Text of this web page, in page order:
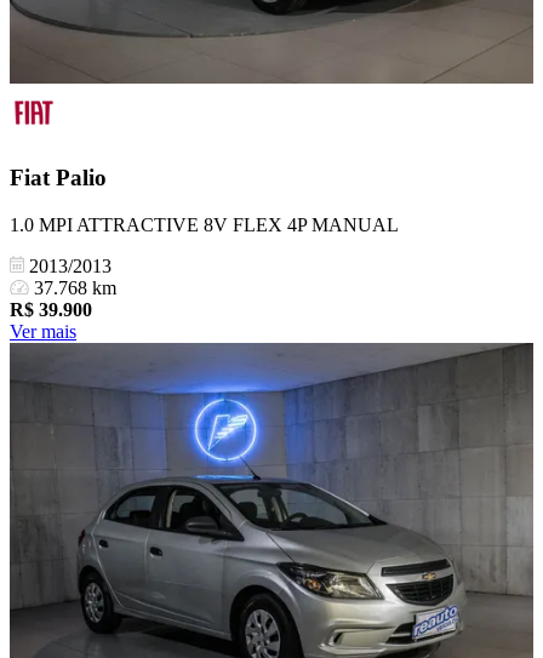
FiatPalio
1.0 MPI ATTRACTIVE 8V FLEX 4P MANUAL
2013/2013
37.768 km
R$ 39.900
Ver mais